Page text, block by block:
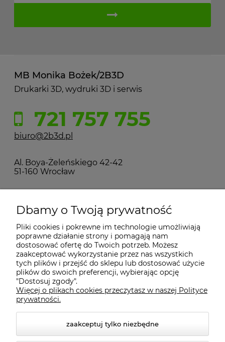
MB Monika Bożek/2B3D
Drukarki 3D, wydruki 3D i serwis
721 757 755
biuro@2b3d.pl
Al. Boya-Żeleńskiego 42-42
51-160 Wrocław
MOJE KONTO
PŁATNOŚCI I DOSTAWA
INFORMACJE
KONTAKT
Dbamy o Twoją prywatność
Pliki cookies i pokrewne im technologie umożliwiają
poprawne działanie strony i pomagają nam
dostosować ofertę do Twoich potrzeb. Możesz
zaakceptować wykorzystanie przez nas wszystkich
tych plików i przejść do sklepu lub dostosować użycie
plików do swoich preferencji, wybierając opcję
"Dostosuj zgody".
Więcej o plikach cookies przeczytasz w naszej Polityce
prywatności.
zaakceptuj tylko niezbędne